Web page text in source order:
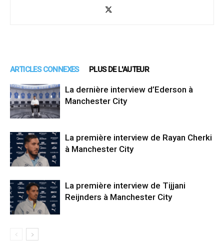
ARTICLES CONNEXES PLUS DE L'AUTEUR
La dernière interview d’Ederson à
Manchester City
La première interview de Rayan Cherki
à Manchester City
La première interview de Tijjani
Reijnders à Manchester City